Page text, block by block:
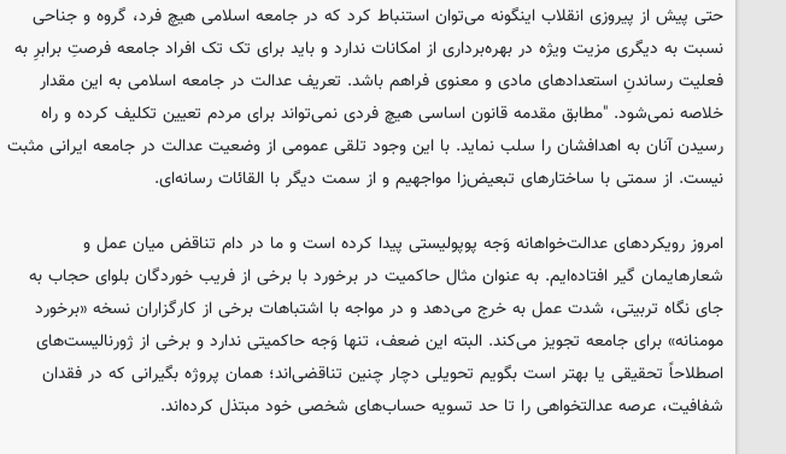
حتی پیش از پیروزی انقلاب اینگونه می‌توان استنباط کرد که در جامعه اسلامی هیچ فرد، گروه و جناحی
نسبت به دیگری مزیت ویژه در بهره‌برداری از امکانات ندارد و باید برای تک تک افراد جامعه فرصتِ برابرِ به
فعلیت رساندنِ استعدادهای مادی و معنوی فراهم باشد. تعریف عدالت در جامعه اسلامی به این مقدار
خلاصه نمی‌شود. "مطابق مقدمه قانون اساسی هیچ فردی نمی‌تواند برای مردم تعیین تکلیف کرده و راه
رسیدن آنان به اهدافشان را سلب نماید. با این وجود تلقی عمومی از وضعیت عدالت در جامعه ایرانی مثبت
نیست. از سمتی با ساختارهای تبعیض‌زا مواجهیم و از سمت دیگر با القائات رسانه‌ای.
امروز رویکردهای عدالت‌خواهانه وَجه پوپولیستی پیدا کرده است و ما در دام تناقض میان عمل و
شعارهایمان گیر افتاده‌ایم. به عنوان مثال حاکمیت در برخورد با برخی از فریب خوردگان بلوای حجاب به
جای نگاه تربیتی، شدت عمل به خرج می‌دهد و در مواجه با اشتباهات برخی از کارگزاران نسخه «برخورد
مومنانه» برای جامعه تجویز می‌کند. البته این ضعف، تنها وَجه حاکمیتی ندارد و برخی از ژورنالیست‌های
اصطلاحاً تحقیقی یا بهتر است بگویم تحویلی دچار چنین تناقضی‌اند؛ همان پروژه بگیرانی که در فقدان
شفافیت، عرصه عدالتخواهی را تا حد تسویه حساب‌های شخصی خود مبتذل کرده‌اند.